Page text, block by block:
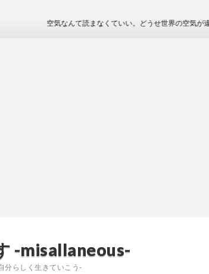
-misallaneous-
分らしく生きていこう-
空気なんて読まなくていい。どうせ世界の空気が違うから。